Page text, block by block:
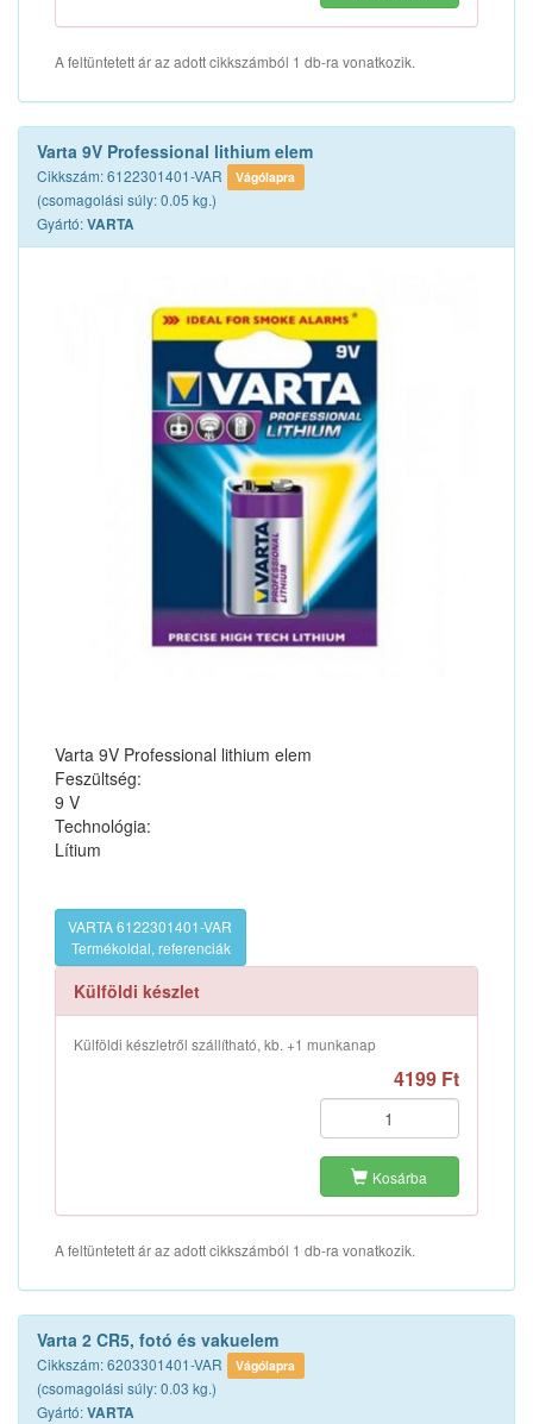
A feltüntetett ár az adott cikkszámból 1 db-ra vonatkozik.
Varta 9V Professional lithium elem
Cikkszám: 6122301401-VAR Vágólapra
(csomagolási súly: 0.05 kg.)
Gyártó:VARTA
Varta 9V Professional lithium elem
Feszültség:
9 V
Technológia:
Lítium
VARTA 6122301401-VAR
Termékoldal, referenciák
Külföldi készlet
Külföldi készletről szállítható, kb. +1 munkanap
4199 Ft
Kosárba
A feltüntetett ár az adott cikkszámból 1 db-ra vonatkozik.
Varta 2 CR5, fotó és vakuelem
Cikkszám: 6203301401-VAR Vágólapra
(csomagolási súly: 0.03 kg.)
Gyártó:VARTA